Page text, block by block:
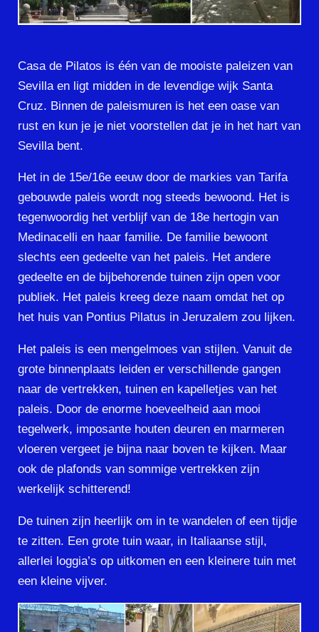
Casa de Pilatos is één van de mooiste paleizen van
Sevilla en ligt midden in de levendige wijk Santa
Cruz. Binnen de paleismuren is het een oase van
rust en kun je je niet voorstellen dat je in het hart van
Sevilla bent.
Het in de 15e/16e eeuw door de markies van Tarifa
gebouwde paleis wordt nog steeds bewoond. Het is
tegenwoordig het verblijf van de 18e hertogin van
Medinacelli en haar familie. De familie bewoont
slechts een gedeelte van het paleis. Het andere
gedeelte en de bijbehorende tuinen zijn open voor
publiek. Het paleis kreeg deze naam omdat het op
het huis van Pontius Pilatus in Jeruzalem zou lijken.
Het paleis is een mengelmoes van stijlen. Vanuit de
grote binnenplaats leiden er verschillende gangen
naar de vertrekken, tuinen en kapelletjes van het
paleis. Door de enorme hoeveelheid aan mooi
tegelwerk, imposante houten deuren en marmeren
vloeren vergeet je bijna naar boven te kijken. Maar
ook de plafonds van sommige vertrekken zijn
werkelijk schitterend!
De tuinen zijn heerlijk om in te wandelen of een tijdje
te zitten. Een grote tuin waar, in Italiaanse stijl,
allerlei loggia’s op uitkomen en een kleinere tuin met
een kleine vijver.